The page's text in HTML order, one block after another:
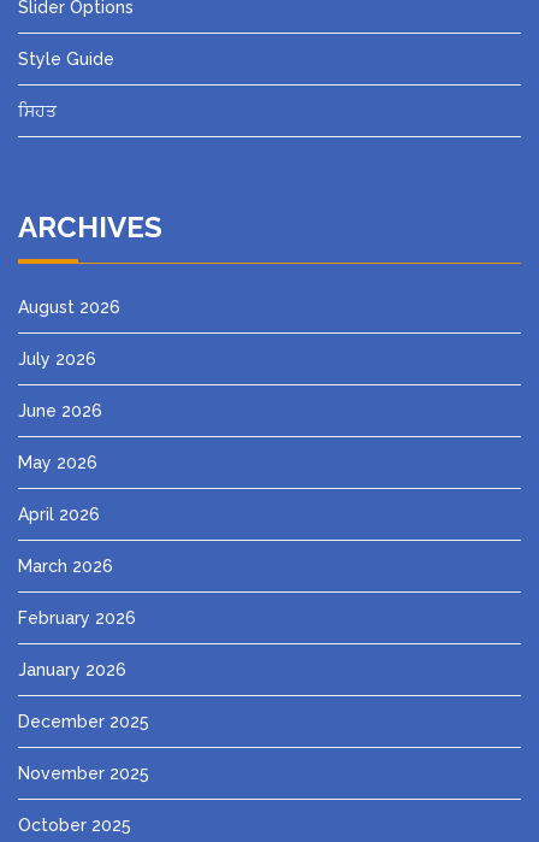
Slider Options
Style Guide
ਸਿਹਤ
ARCHIVES
August 2026
July 2026
June 2026
May 2026
April 2026
March 2026
February 2026
January 2026
December 2025
November 2025
October 2025